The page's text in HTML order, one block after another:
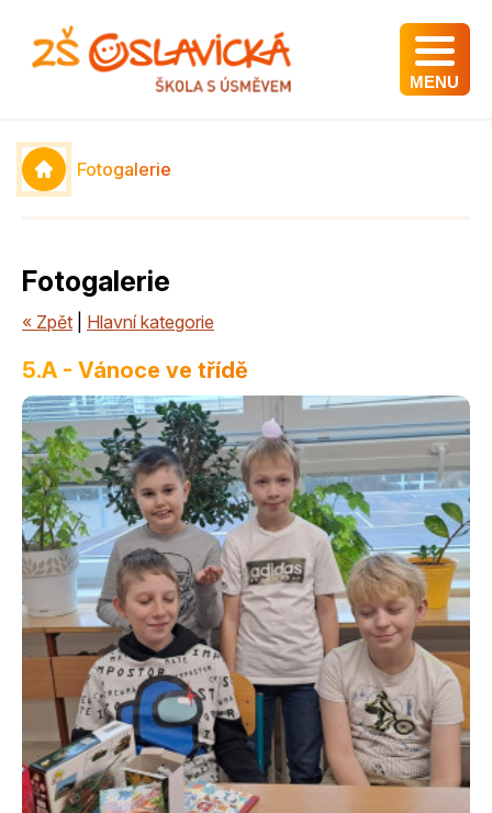
MENU
Fotogalerie
Fotogalerie
« Zpět Hlavní kategorie
5.A - Vánoce ve třídě